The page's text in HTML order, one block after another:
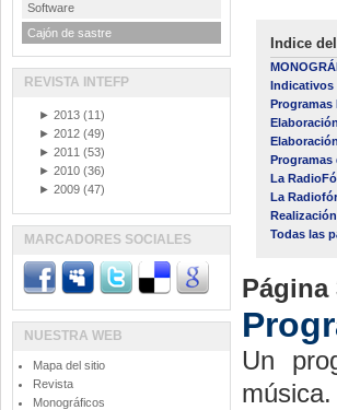
Indice
Indicativos
Programas
Programas
La
La
Todas las
Página
Un
Software
Cajón de sastre
REVISTA INTEFP
► 2013 (11)
► 2012 (49)
► 2011 (53)
► 2010 (36)
► 2009 (47)
MARCADORES SOCIALES
NUESTRA WEB
Mapa del sitio
Revista
Monográficos